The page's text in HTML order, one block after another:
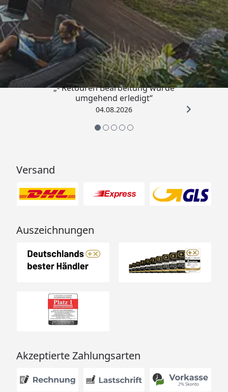
Trusted Shops
4,81/ 5
„- Retouren Bearbeitung wurde
umgehend erledigt“
04.08.2026
Versand
Auszeichnungen
Akzeptierte Zahlungsarten